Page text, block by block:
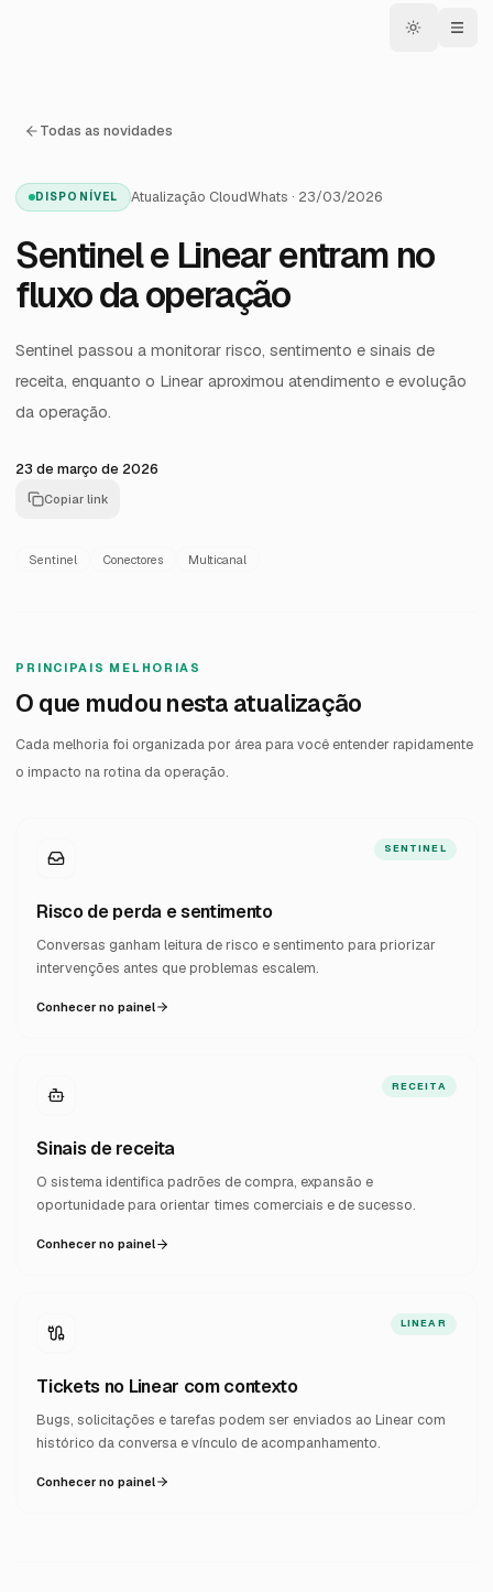
Todas as novidades
DISPONÍVEL Atualização CloudWhats · 23/03/2026
Sentinel e Linear entram no
fluxo da operação
Sentinel passou a monitorar risco, sentimento e sinais de
receita, enquanto o Linear aproximou atendimento e evolução
da operação.
23 de março de 2026
Copiar link
Sentinel Conectores Multicanal
PRINCIPAIS MELHORIAS
O que mudou nesta atualização
Cada melhoria foi organizada por área para você entender rapidamente
o impacto na rotina da operação.
SENTINEL
Risco de perda e sentimento
Conversas ganham leitura de risco e sentimento para priorizar
intervenções antes que problemas escalem.
Conhecer no painel
RECEITA
Sinais de receita
O sistema identifica padrões de compra, expansão e
oportunidade para orientar times comerciais e de sucesso.
Conhecer no painel
LINEAR
Tickets no Linear com contexto
Bugs, solicitações e tarefas podem ser enviados ao Linear com
histórico da conversa e vínculo de acompanhamento.
Conhecer no painel